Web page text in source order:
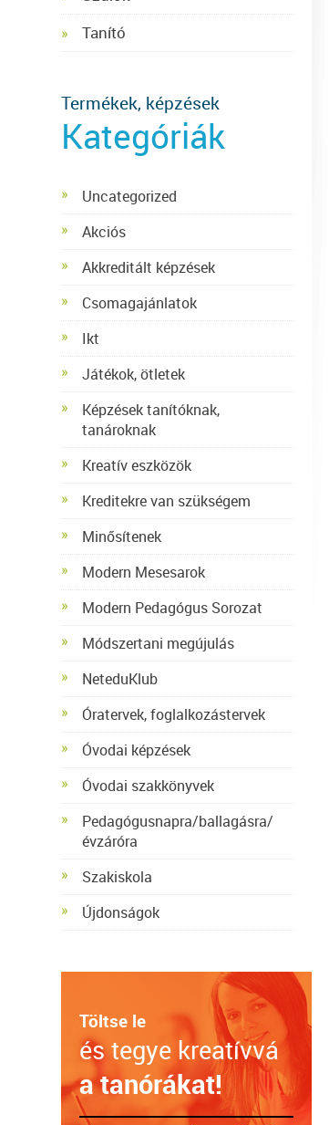
Tanító
Termékek, képzések
Kategóriák
Uncategorized
Akciós
Akkreditált képzések
Csomagajánlatok
Ikt
Játékok, ötletek
Képzések tanítóknak,
tanároknak
Kreatív eszközök
Kreditekre van szükségem
Minősítenek
Modern Mesesarok
Modern Pedagógus Sorozat
Módszertani megújulás
NeteduKlub
Óratervek, foglalkozástervek
Óvodai képzések
Óvodai szakkönyvek
Pedagógusnapra/ballagásra/
évzáróra
Szakiskola
Újdonságok
Töltse le
és tegye kreatívvá
a tanórákat!